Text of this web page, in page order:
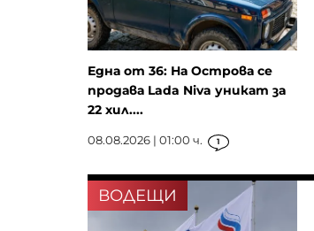
Една от 36: На Острова се
продава Lada Niva уникат за
22 хил....
08.08.2026 | 01:00 ч. 1
ВОДЕЩИ